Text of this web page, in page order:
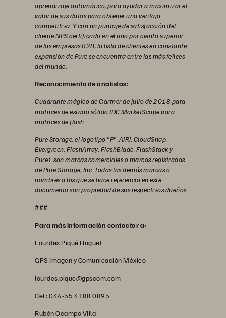
aprendizaje automático, para ayudar a maximizar el
valor de sus datos para obtener una ventaja
competitiva. Y con un puntaje de satisfacción del
cliente NPS certificado en el uno por ciento superior
de las empresas B2B, la lista de clientes en constante
expansión de Pure se encuentra entre las más felices
del mundo.
Reconocimiento de analistas:
Cuadrante mágico de Gartner de julio de 2018 para
matrices de estado sólido IDC MarketScape para
matrices de flash.
Pure Storage, el logotipo "P", AIRI, CloudSnap,
Evergreen, FlashArray, FlashBlade, FlashStack y
Pure1 son marcas comerciales o marcas registradas
de Pure Storage, Inc. Todas las demás marcas o
nombres a los que se hace referencia en este
documento son propiedad de sus respectivos dueños.
###
Para más información contactar a:
Lourdes Piqué Huguet
GPS Imagen y Comunicación México
lourdes.pique@gpscom.com
Cel.: 044-55 4188 0895
Rubén Ocampo Villa